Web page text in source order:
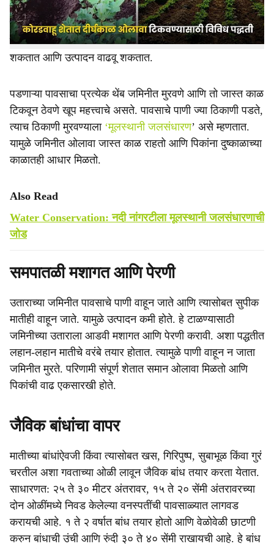
हवामान विभागाने दिला आहे. समपातळी मशागत आणि पेरणी, जैविक
बांध, मृत सरी, उभ्या पिकात सरी, रुंद वरंबा सरी पद्धत, बंदिस्त सरी
पद्धत वापरुन शेतकरी शेतामध्ये जास्त काळासाठी ओलावा टिकवू
शकतात आणि उत्पादन वाढवू शकतात.
पडणाऱ्या पावसाचा प्रत्येक थेंब जमिनीत मुरवणे आणि तो जास्त काळ
टिकवून ठेवणे खूप महत्त्वाचे असते. पावसाचे पाणी ज्या ठिकाणी पडते,
त्याच ठिकाणी मुरवण्याला ‘मूलस्थानी जलसंधारण’ असे म्हणतात.
यामुळे जमिनीत ओलावा जास्त काळ राहतो आणि पिकांना दुष्काळाच्या
काळातही आधार मिळतो.
Also Read
Water Conservation: नदी नांगरटीला मूलस्थानी जलसंधारणाची
जोड
समपातळी मशागत आणि पेरणी
उताराच्या जमिनीत पावसाचे पाणी वाहून जाते आणि त्यासोबत सुपीक
मातीही वाहून जाते. यामुळे उत्पादन कमी होते. हे टाळण्यासाठी
जमिनीच्या उताराला आडवी मशागत आणि पेरणी करावी. अशा पद्धतीत
लहान-लहान मातीचे वरंबे तयार होतात. त्यामुळे पाणी वाहून न जाता
जमिनीत मुरते. परिणामी संपूर्ण शेतात समान ओलावा मिळतो आणि
पिकांची वाढ एकसारखी होते.
जैविक बांधांचा वापर
मातीच्या बांधांऐवजी किंवा त्यासोबत खस, गिरिपुष्प, सुबाभूळ किंवा गुरं
चरतील अशा गवताच्या ओळी लावून जैविक बांध तयार करता येतात.
साधारणत: २५ ते ३० मीटर अंतरावर, १५ ते २० सेंमी अंतरावरच्या
दोन ओळींमध्ये निवड केलेल्या वनस्पतींची पावसाळ्यात लागवड
करायची आहे. १ ते २ वर्षात बांध तयार होतो आणि वेळोवेळी छाटणी
करुन बांधाची उंची आणि रुंदी ३० ते ४० सेंमी राखायची आहे. हे बांध